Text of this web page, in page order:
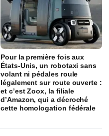
Pour la première fois aux
États-Unis, un robotaxi sans
volant ni pédales roule
légalement sur route ouverte :
et c’est Zoox, la filiale
d’Amazon, qui a décroché
cette homologation fédérale